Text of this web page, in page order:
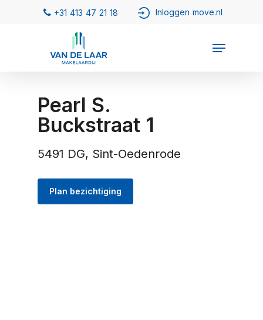
Pearl S.
Buckstraat 1
5491 DG, Sint-Oedenrode
Plan bezichtiging